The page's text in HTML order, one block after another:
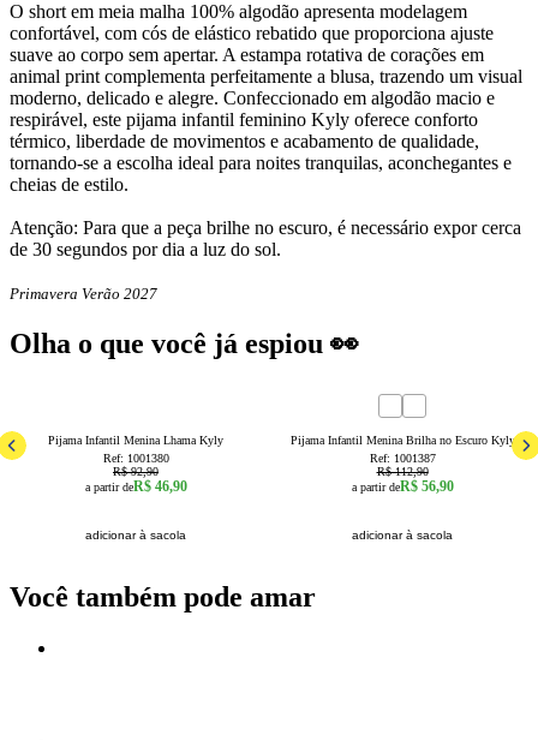
O short em meia malha 100% algodão apresenta modelagem
confortável, com cós de elástico rebatido que proporciona ajuste
suave ao corpo sem apertar. A estampa rotativa de corações em
animal print complementa perfeitamente a blusa, trazendo um visual
moderno, delicado e alegre. Confeccionado em algodão macio e
respirável, este pijama infantil feminino Kyly oferece conforto
térmico, liberdade de movimentos e acabamento de qualidade,
tornando-se a escolha ideal para noites tranquilas, aconchegantes e
cheias de estilo.
Atenção: Para que a peça brilhe no escuro, é necessário expor cerca
de 30 segundos por dia a luz do sol.
Primavera Verão 2027
Olha o que você já espiou 👀
Pijama Infantil Menina Lhama Kyly
Ref: 1001380
R$ 92,90
a partir deR$ 46,90
adicionar à sacola
Pijama Infantil Menina Brilha no Escuro Kyly
Ref: 1001387
R$ 112,90
a partir deR$ 56,90
adicionar à sacola
Você também pode amar